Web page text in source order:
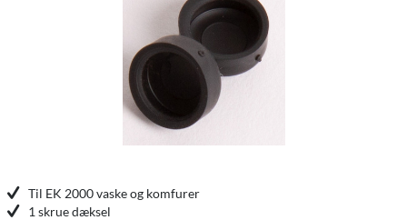
Til EK 2000 vaske og komfurer
1 skrue dæksel